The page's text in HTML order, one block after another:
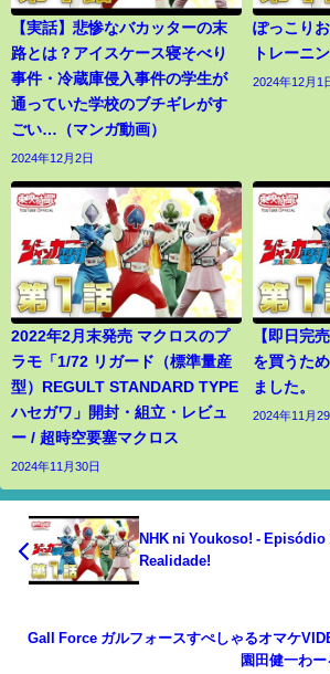
【実話】悲惨なバカッターの末
路とは？アイスケース寝そべり
事件・冷蔵庫侵入事件の学生が
通っていた学校のブチギレがす
ごい…（マンガ動画）
2024年12月2日
ぽっこり
トレーニ
2024年12月1
2022年2月末発売 マクロスのプ
ラモ「1/72 リガード（標準量産
型）REGULT STANDARD TYPE
ハセガワ」開封・組立・レビュ
ー / 超時空要塞マクロス
2024年11月30日
【即日完
を買うた
ました。
2024年11月
NHK ni Youkoso! - Episódio
Realidade!
Gall Force ガルフォースすぺしゃるオマケ
園田健一わー